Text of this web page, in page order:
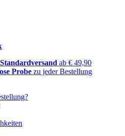
ab € 49,90
Probe zu jeder Bestellung